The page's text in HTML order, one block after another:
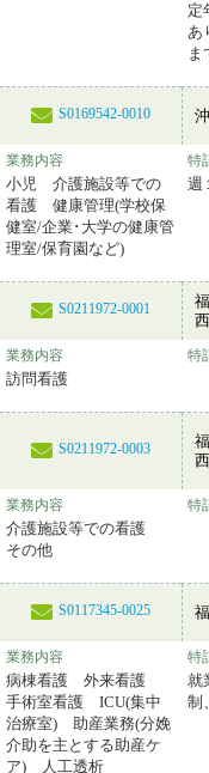
定
あ
S0169542-0010
業務内容
小児 介護施設等での
看護 健康管理(学校保
健室/企業･大学の健康管
理室/保育園など)
特
週
S0211972-0001
業務内容
訪問看護
特
S0211972-0003
業務内容
介護施設等での看護
その他
特
S0117345-0025
業務内容
病棟看護 外来看護
手術室看護 ICU(集中
治療室) 助産業務(分娩
介助を主とする助産ケ
ア) 人工透析
特
就
制